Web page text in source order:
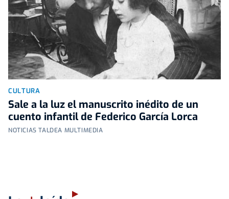
CULTURA
Sale a la luz el manuscrito inédito de un
cuento infantil de Federico García Lorca
NOTICIAS TALDEA MULTIMEDIA